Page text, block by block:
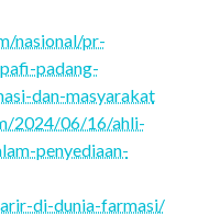
nasional/pr-
padang-
dan-masyarakat
2024/06/16/ahli-
penyediaan-
di-dunia-farmasi/